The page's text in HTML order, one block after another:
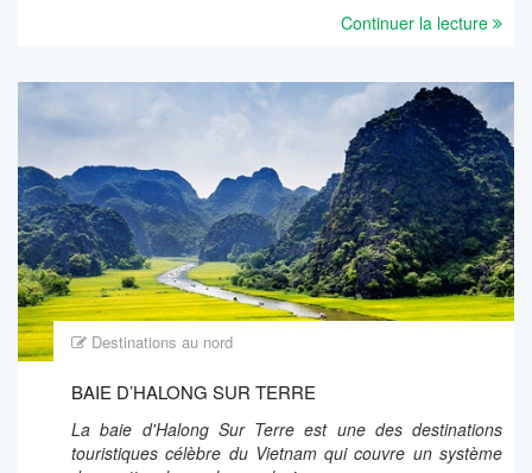
Continuer la lecture
Destinations au nord
BAIE D’HALONG SUR TERRE
La baie d'Halong Sur Terre est une des destinations
touristiques célèbre du Vietnam qui couvre un système